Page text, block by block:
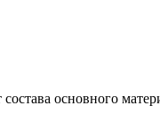
основного